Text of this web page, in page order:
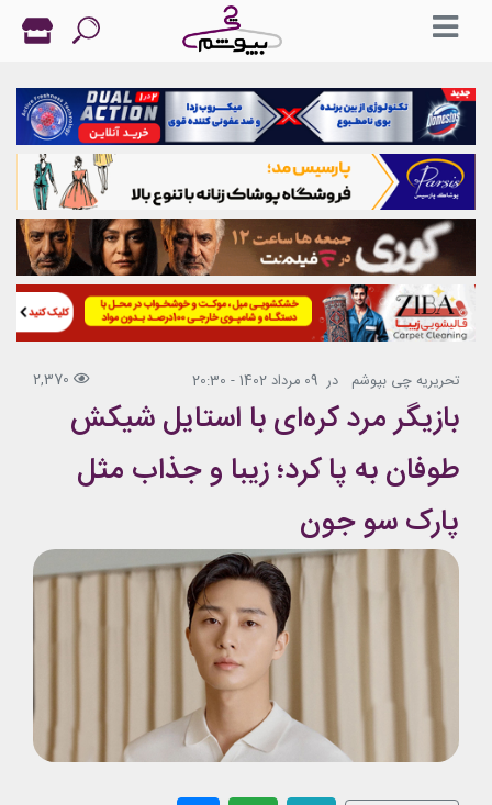
تحریریه چی بپوشم در 09 مرداد 1402 - 20:30 2,370
بازیگر مرد کره‌ای با استایل شیکش
طوفان به پا کرد؛ زیبا و جذاب مثل
پارک سو جون